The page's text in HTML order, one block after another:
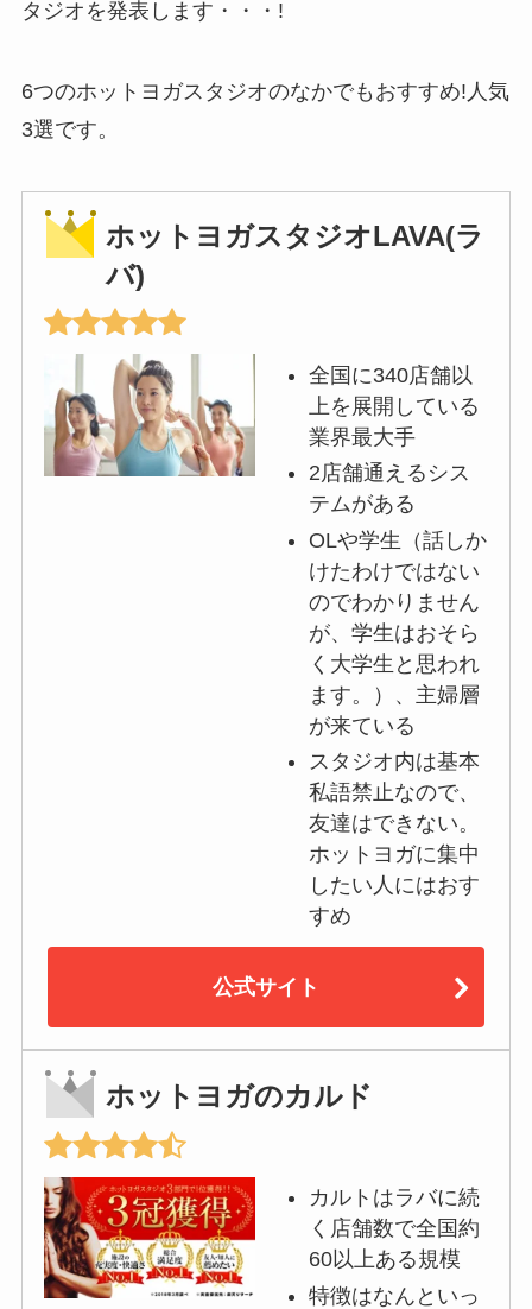
タジオを発表します・・・!
6つのホットヨガスタジオのなかでもおすすめ!人気
3選です。
ホットヨガスタジオLAVA(ラ
バ)
全国に340店舗以
上を展開している
業界最大手
2店舗通えるシス
テムがある
OLや学生（話しか
けたわけではない
のでわかりません
が、学生はおそら
く大学生と思われ
ます。）、主婦層
が来ている
スタジオ内は基本
私語禁止なので、
友達はできない。
ホットヨガに集中
したい人にはおす
すめ
公式サイト
ホットヨガのカルド
カルトはラバに続
く店舗数で全国約
60以上ある規模
特徴はなんといっ